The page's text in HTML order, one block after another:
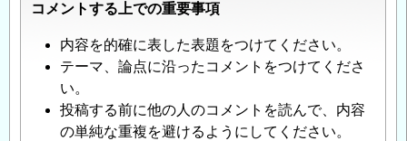
コメントする上での重要事項
内容を的確に表した表題をつけてください。
テーマ、論点に沿ったコメントをつけてくださ
い。
投稿する前に他の人のコメントを読んで、内容
の単純な重複を避けるようにしてください。